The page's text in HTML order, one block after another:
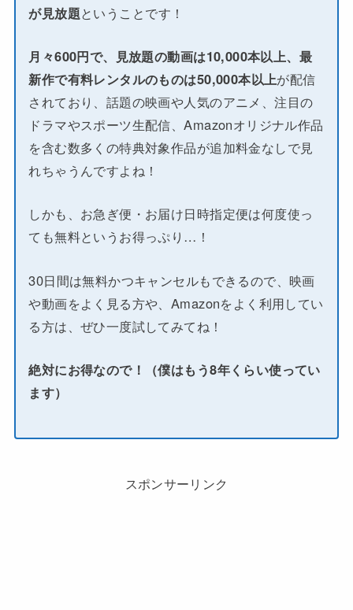
が見放題ということです！
月々600円で、見放題の動画は10,000本以上、最
新作で有料レンタルのものは50,000本以上が配信
されており、話題の映画や人気のアニメ、注目の
ドラマやスポーツ生配信、Amazonオリジナル作品
を含む数多くの特典対象作品が追加料金なしで見
れちゃうんですよね！
しかも、お急ぎ便・お届け日時指定便は何度使っ
ても無料というお得っぷり…！
30日間は無料かつキャンセルもできるので、映画
や動画をよく見る方や、Amazonをよく利用してい
る方は、ぜひ一度試してみてね！
絶対にお得なので！（僕はもう8年くらい使ってい
ます）
スポンサーリンク